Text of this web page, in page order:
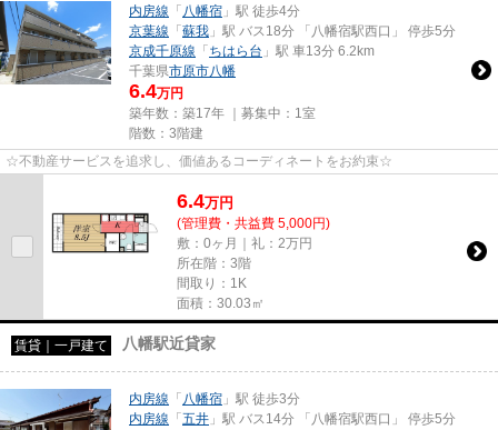
内房線 「 八幡宿 」駅 徒歩4分
京葉線 「 蘇我 」駅 バス18分 「八幡宿駅西口」 停歩5分
京成千原線 「 ちはら台 」駅 車13分 6.2km
千葉県市原市八幡
6.4万円
築年数：築17年 ｜募集中： 1室
階数：3階建
☆不動産サービスを追求し、価値あるコーディネートをお約束☆
6.4万円
(管理費・共益費 5,000円)
敷：0ヶ月｜礼：2万円
所在階：3階
間取り：1K
面積：30.03㎡
賃貸｜一戸建て 八幡駅近貸家
内房線 「 八幡宿 」駅 徒歩3分
内房線 「 五井 」駅 バス14分 「八幡宿駅西口」 停歩5分